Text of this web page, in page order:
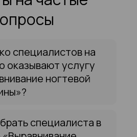
специалистов на
оказывают услугу
ногтевой
специалиста в